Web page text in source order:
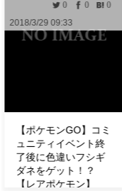
0 0
2018/3/29 07:45
【ポケモンGO】タス
クに関わる新情報
も！リサーチの設計
コンセプト等を公式
が解説！【新機能】